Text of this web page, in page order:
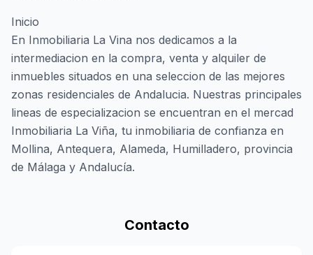
Inicio
En Inmobiliaria La Vina nos dedicamos a la
intermediacion en la compra, venta y alquiler de
inmuebles situados en una seleccion de las mejores
zonas residenciales de Andalucia. Nuestras principales
lineas de especializacion se encuentran en el mercad
Inmobiliaria La Viña, tu inmobiliaria de confianza en
Mollina, Antequera, Alameda, Humilladero, provincia
de Málaga y Andalucía.
Contacto